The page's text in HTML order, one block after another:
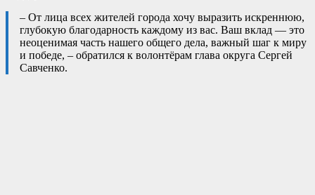
– От лица всех жителей города хочу выразить искреннюю,
глубокую благодарность каждому из вас. Ваш вклад — это
неоценимая часть нашего общего дела, важный шаг к миру
и победе, – обратился к волонтёрам глава округа Сергей
Савченко.